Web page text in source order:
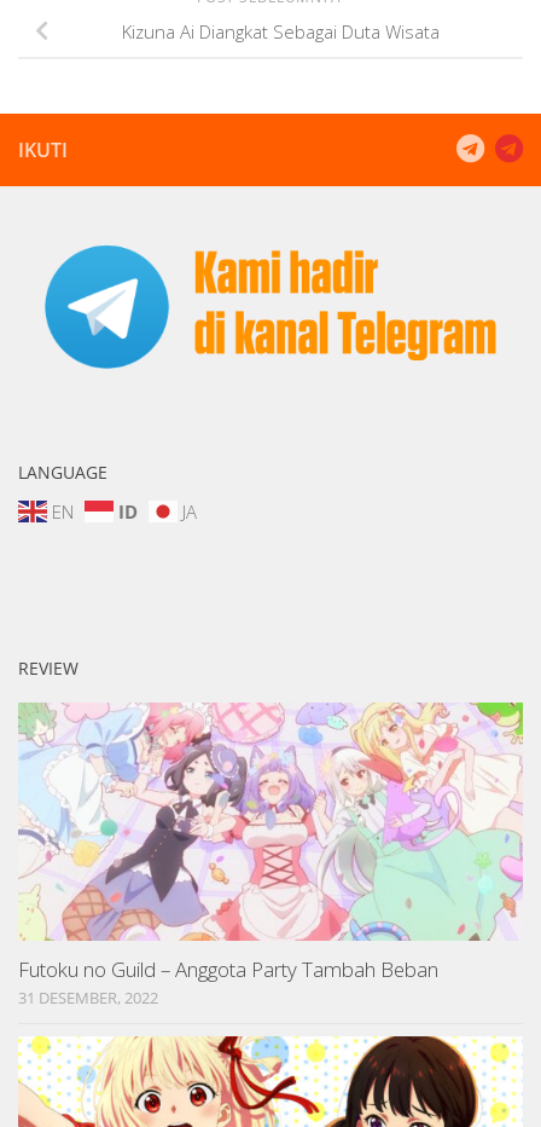
Kizuna Ai Diangkat Sebagai Duta Wisata
IKUTI
LANGUAGE
EN ID JA
REVIEW
Futoku no Guild – Anggota Party Tambah Beban
31 DESEMBER, 2022